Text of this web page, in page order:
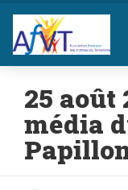
25 août
média